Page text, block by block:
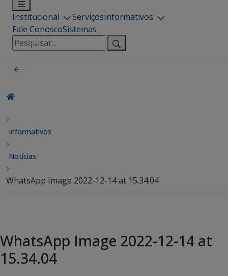
Institucional ServiçosInformativos
Fale ConoscoSistemas
Pesquisar
por:
Informativos
Notícias
WhatsApp Image 2022-12-14 at 15.34.04
WhatsApp Image 2022-12-14 at
15.34.04